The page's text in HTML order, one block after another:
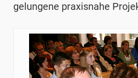
gelungene praxisnahe